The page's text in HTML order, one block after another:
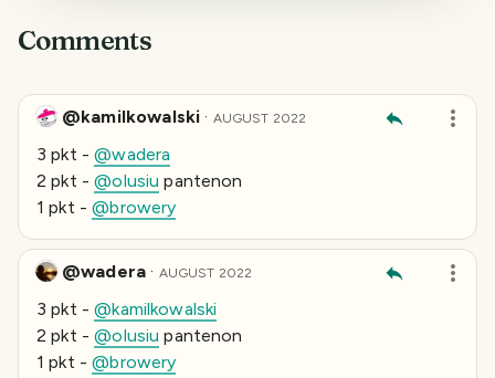
Comments
@kamilkowalski · AUGUST 2022
3 pkt -@wadera
2 pkt -@olusiu pantenon
1 pkt -@browery
@wadera · AUGUST 2022
3 pkt -@kamilkowalski
2 pkt -@olusiu pantenon
1 pkt -@browery